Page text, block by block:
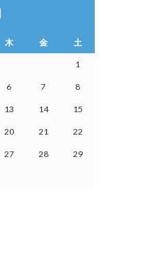
木 金 土
1
6 7 8
13 14 15
20 21 22
27 28 29